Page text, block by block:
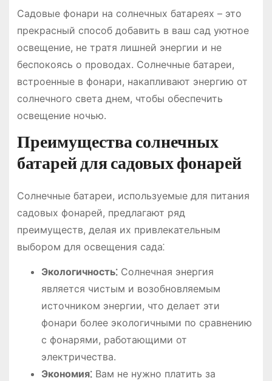
Садовые фонари на солнечных батареях – это
прекрасный способ добавить в ваш сад уютное
освещение, не тратя лишней энергии и не
беспокоясь о проводах. Солнечные батареи,
встроенные в фонари, накапливают энергию от
солнечного света днем, чтобы обеспечить
освещение ночью.
Преимущества солнечных
батарей для садовых фонарей
Солнечные батареи, используемые для питания
садовых фонарей, предлагают ряд
преимуществ, делая их привлекательным
выбором для освещения сада⁚
Экологичность⁚Солнечная энергия
является чистым и возобновляемым
источником энергии, что делает эти
фонари более экологичными по сравнению
с фонарями, работающими от
электричества.
Экономия⁚Вам не нужно платить за